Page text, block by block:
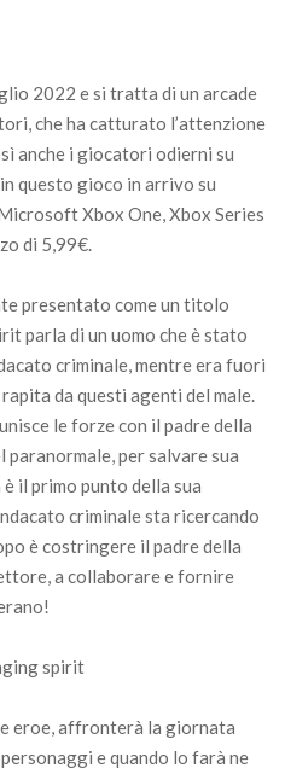
2022 e si tratta di un arcade
che ha catturato l’attenzione
anche i giocatori odierni su
questo gioco in arrivo su
Xbox One, Xbox Series
di 5,99€.
presentato come un titolo
parla di un uomo che è stato
criminale, mentre era fuori
da questi agenti del male.
le forze con il padre della
per salvare sua
il primo punto della sua
criminale sta ricercando
è costringere il padre della
a collaborare e fornire
eroe, affronterà la giornata
e quando lo farà ne